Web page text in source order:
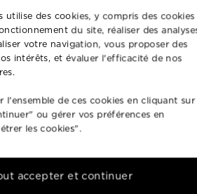
utilise des cookies, y compris des
du site, réaliser des
votre navigation, vous proposer des
intérêts, et évaluer l'efficacité de nos
l'ensemble de ces cookies en cliquant sur
ou gérer vos préférences en
les cookies".
accepter et continuer